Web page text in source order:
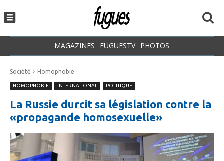
MAGAZINES FUGUESTV PHOTOS
Société Homophobie
HOMOPHOBIE INTERNATIONAL POLITIQUE
La Russie durcit sa législation contre la
«propagande homosexuelle»